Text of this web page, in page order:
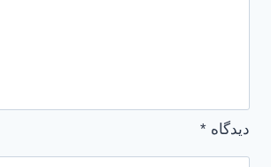
دیدگاه *